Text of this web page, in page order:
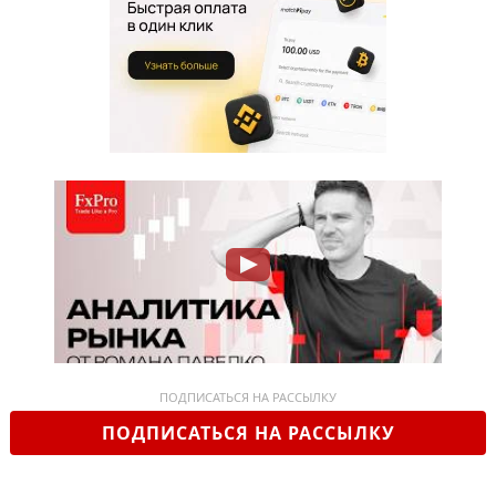
ПОДПИСАТЬСЯ НА РАССЫЛКУ
ПОДПИСАТЬСЯ НА РАССЫЛКУ